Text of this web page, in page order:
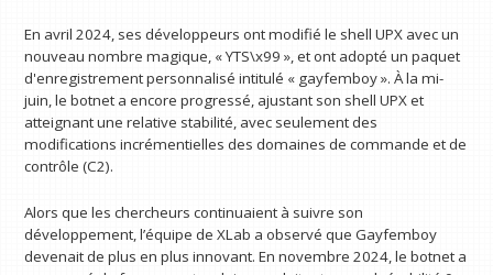
En avril 2024, ses développeurs ont modifié le shell UPX avec un
nouveau nombre magique, « YTS\x99 », et ont adopté un paquet
d'enregistrement personnalisé intitulé « gayfemboy ». À la mi-
juin, le botnet a encore progressé, ajustant son shell UPX et
atteignant une relative stabilité, avec seulement des
modifications incrémentielles des domaines de commande et de
contrôle (C2).
Alors que les chercheurs continuaient à suivre son
développement, l’équipe de XLab a observé que Gayfemboy
devenait de plus en plus innovant. En novembre 2024, le botnet a